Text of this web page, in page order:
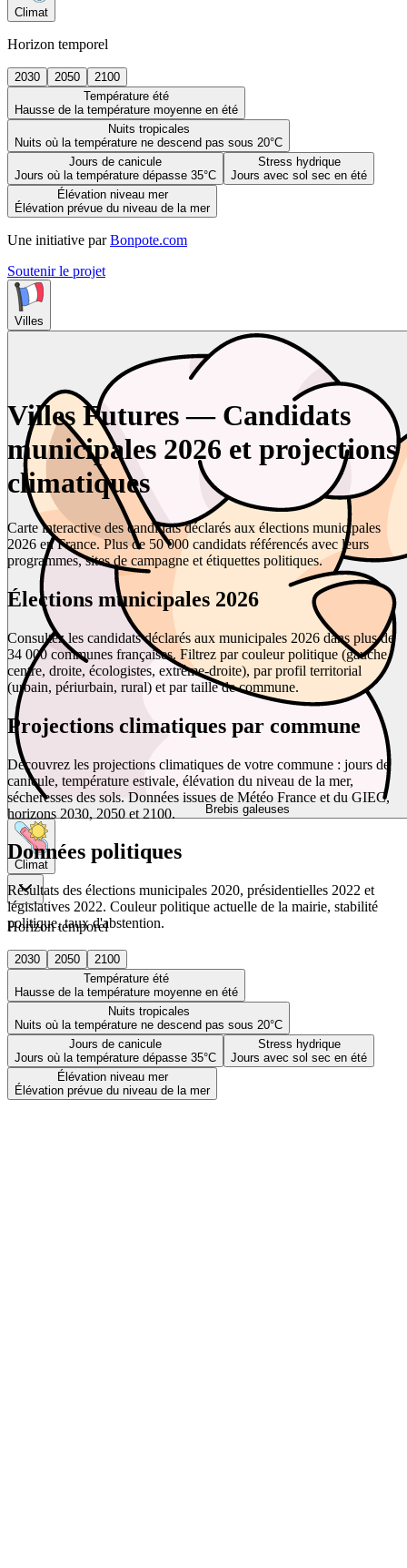
Climat
Horizon temporel
2030 2050
2100
Température été
Hausse de la température moyenne en été
Nuits tropicales
Nuits où la température ne descend pas sous 20°C
Jours de canicule
Jours où la température dépasse 35°C
Stress hydrique
Jours avec sol sec en été
Élévation niveau mer
Élévation prévue du niveau de la mer
Une initiative par Bonpote.com
Soutenir le projet
Villes
Brebis galeuses
Climat
Horizon temporel
2030 2050
2100
Température été
Hausse de la température moyenne en été
Nuits tropicales
Nuits où la température ne descend pas sous 20°C
Jours de canicule
Jours où la température dépasse 35°C
Stress hydrique
Jours avec sol sec en été
Élévation niveau mer
Élévation prévue du niveau de la mer
Villes Futures — Candidats
municipales 2026 et projections
climatiques
Carte interactive des candidats déclarés aux élections municipales
2026 en France. Plus de 50 000 candidats référencés avec leurs
programmes, sites de campagne et étiquettes politiques.
Élections municipales 2026
Consultez les candidats déclarés aux municipales 2026 dans plus de
34 000 communes françaises. Filtrez par couleur politique (gauche,
centre, droite, écologistes, extrême-droite), par profil territorial
(urbain, périurbain, rural) et par taille de commune.
Projections climatiques par commune
Découvrez les projections climatiques de votre commune : jours de
canicule, température estivale, élévation du niveau de la mer,
sécheresses des sols. Données issues de Météo France et du GIEC,
horizons 2030, 2050 et 2100.
Données politiques
Résultats des élections municipales 2020, présidentielles 2022 et
législatives 2022. Couleur politique actuelle de la mairie, stabilité
politique, taux d'abstention.